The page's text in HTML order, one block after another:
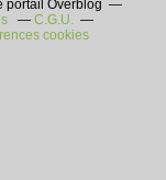
portail Overblog
C.G.U.
cookies